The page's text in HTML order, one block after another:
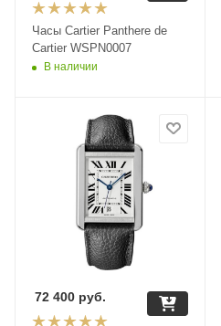
Часы Cartier Panthere de
Cartier WSPN0007
В наличии
72 400 руб.